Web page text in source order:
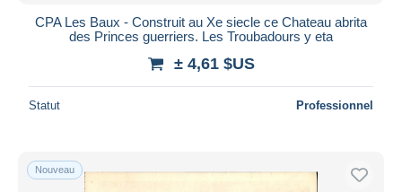
CPA Les Baux - Construit au Xe siecle ce Chateau abrita
des Princes guerriers. Les Troubadours y eta
± 4,61 $US
Statut Professionnel
Nouveau